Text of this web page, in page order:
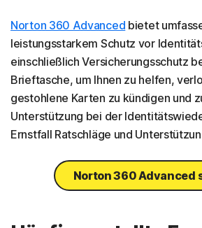
Norton 360 Advanced bietet
leistungsstarkem Schutz vor
einschließlich Versicherungsschutz
Brieftasche, um Ihnen zu helfen,
gestohlene Karten zu kündigen und
Unterstützung bei der
Ernstfall Ratschläge und
Norton 360 Advanced